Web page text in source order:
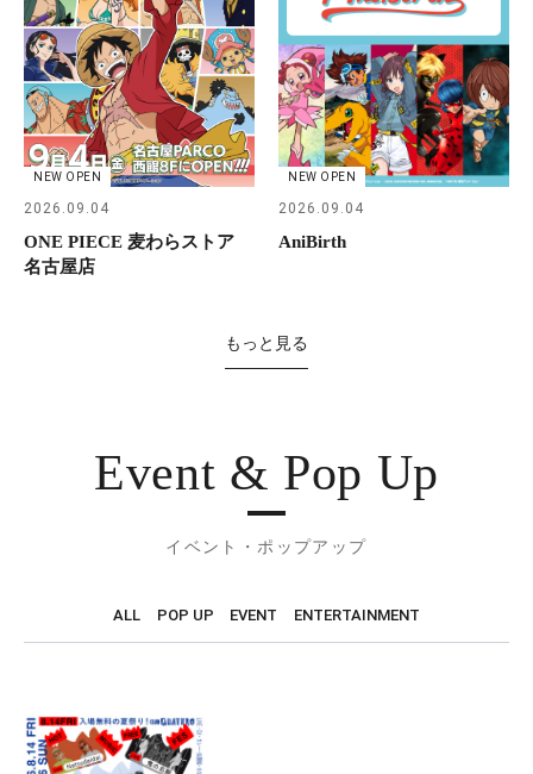
NEW OPEN
2026.09.04
ONE PIECE 麦わらストア
名古屋店
NEW OPEN
2026.09.04
AniBirth
もっと見る
Event & Pop Up
イベント・ポップアップ
ALL POP UP EVENT ENTERTAINMENT